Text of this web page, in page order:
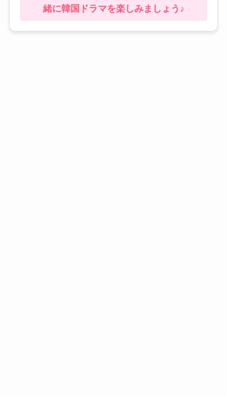
緒に韓国ドラマを楽しみましょう♪